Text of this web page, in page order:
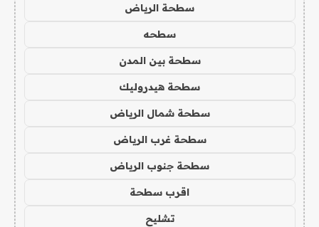
سطحة الرياض
سطحه
سطحة بين المدن
سطحة هيدروليك
سطحة شمال الرياض
سطحة غرب الرياض
سطحة جنوب الرياض
اقرب سطحة
تشليح